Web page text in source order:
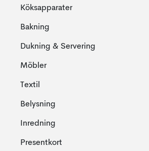
Köksapparater
Bakning
Dukning & Servering
Möbler
Textil
Belysning
Inredning
Presentkort